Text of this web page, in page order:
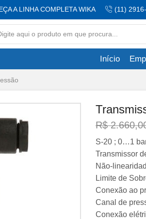
A LINHA COMPLETA WIKA (11)
Início
R$
S-20 ; 0…1
Transmissor
Não-
Limite de
Conexão ao
Canal de
Conexão